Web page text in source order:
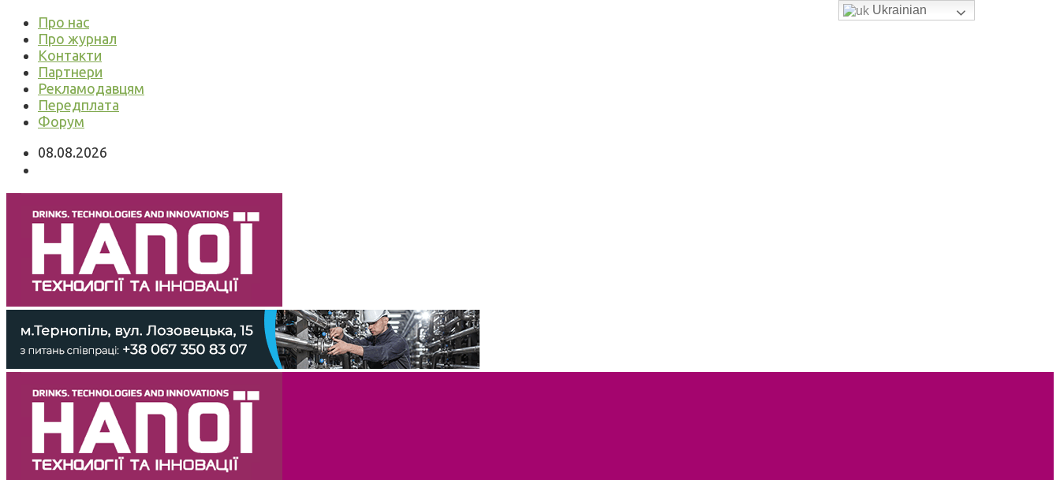
Про нас
Про журнал
Контакти
Партнери
Рекламодавцям
Передплата
Форум
08.08.2026
Ukrainian